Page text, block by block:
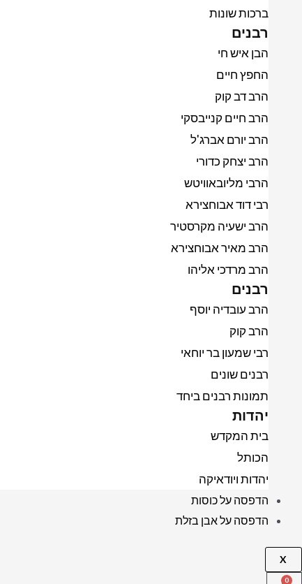
ברכות שונות
רבנים
הבן איש חי
החפץ חיים
הרב דב קוק
הרב חיים קנייבסקי
הרב יורם אברג'ל
הרב יצחק כדורי
הרבי מליובאוויטש
רבי דוד אבוחצירא
הרב ישעיה מקרסטיר
הרב מאיר אבוחצירא
הרב מרדכי אליהו
רבנים
הרב עובדיה יוסף
הרב קוק
רבי שמעון בר יוחאי
רבנים שונים
תמונות רבנים ביחד
יהדות
בית המקדש
הכותל
יהדות ויודאיקה
הדפסה על כוסות
הדפסה על אבן בזלת
X